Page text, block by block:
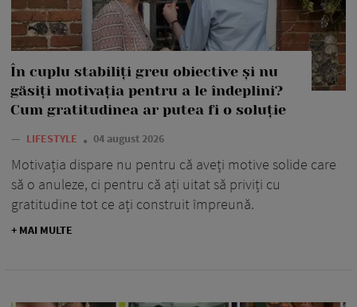
În cuplu stabiliți greu obiective și nu
găsiți motivația pentru a le îndeplini?
Cum gratitudinea ar putea fi o soluție
— LIFESTYLE 04 august 2026
Motivația dispare nu pentru că aveți motive solide care
să o anuleze, ci pentru că ați uitat să priviți cu
gratitudine tot ce ați construit împreună.
+ MAI MULTE